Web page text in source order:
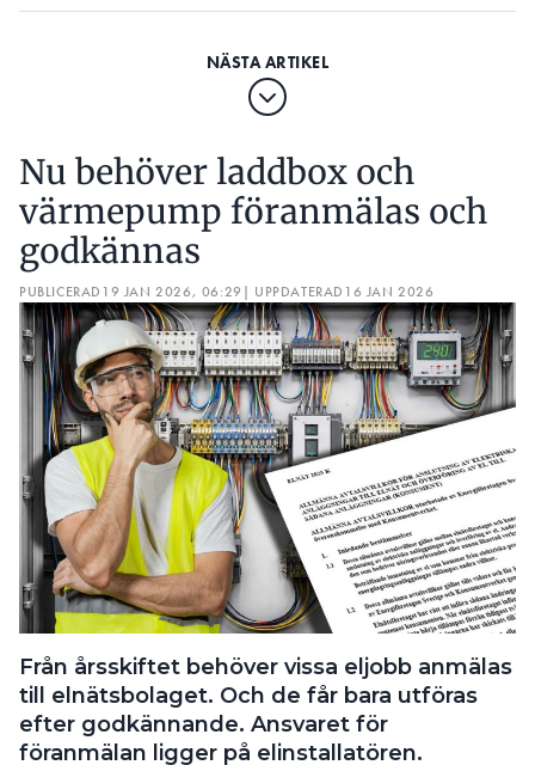
Nu behöver laddbox och
värmepump föranmälas och
godkännas
PUBLICERAD 19 JAN 2026, 06:29 | UPPDATERAD 16 JAN 2026
Från årsskiftet behöver vissa eljobb anmälas
till elnätsbolaget. Och de får bara utföras
efter godkännande. Ansvaret för
föranmälan ligger på elinstallatören.